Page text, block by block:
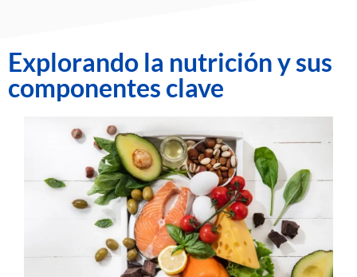
Explorando la nutrición y sus
componentes clave